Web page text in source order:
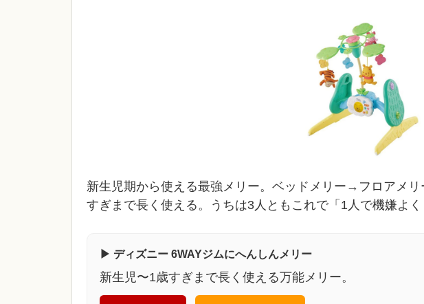
新生児期から使える最強メリー。ベッドメリー→フロアメ
すぎまで長く使える。うちは3人ともこれで「1人で機嫌よく
▶ ディズニー 6WAYジムにへんしんメリー
新生児〜1歳すぎまで長く使える万能メリー。